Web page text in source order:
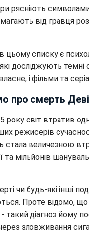
рясніють
від гравця
в цьому списку є
досліджують
і фільми та
про смерть
року світ втратив
режисерів
стала величезною
та мільйонів
чи будь-які інші
Проте відомо, що
діагноз йому
зловживання